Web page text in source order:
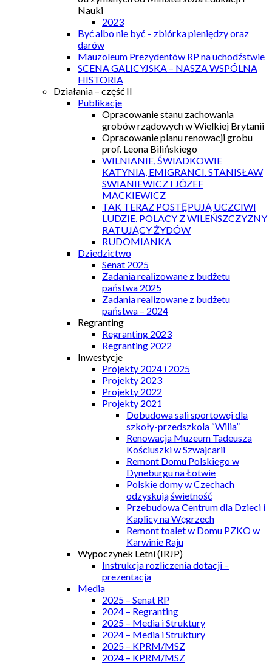
Nauki
2023
Być albo nie być – zbiórka pieniędzy oraz
darów
Mauzoleum Prezydentów RP na uchodźstwie
SCENA GALICYJSKA – NASZA WSPÓLNA
HISTORIA
Działania – część II
Publikacje
Opracowanie stanu zachowania
grobów rządowych w Wielkiej Brytanii
Opracowanie planu renowacji grobu
prof. Leona Bilińskiego
WILNIANIE, ŚWIADKOWIE
KATYNIA, EMIGRANCI. STANISŁAW
SWIANIEWICZ I JÓZEF
MACKIEWICZ
TAK TERAZ POSTĘPUJĄ UCZCIWI
LUDZIE. POLACY Z WILEŃSZCZYZNY
RATUJĄCY ŻYDÓW
RUDOMIANKA
Dziedzictwo
Senat 2025
Zadania realizowane z budżetu
państwa 2025
Zadania realizowane z budżetu
państwa – 2024
Regranting
Regranting 2023
Regranting 2022
Inwestycje
Projekty 2024 i 2025
Projekty 2023
Projekty 2022
Projekty 2021
Dobudowa sali sportowej dla
szkoły-przedszkola “Wilia”
Renowacja Muzeum Tadeusza
Kościuszki w Szwajcarii
Remont Domu Polskiego w
Dyneburgu na Łotwie
Polskie domy w Czechach
odzyskują świetność
Przebudowa Centrum dla Dzieci i
Kaplicy na Węgrzech
Remont toalet w Domu PZKO w
Karwinie Raju
Wypoczynek Letni (IRJP)
Instrukcja rozliczenia dotacji –
prezentacja
Media
2025 – Senat RP
2024 – Regranting
2025 – Media i Struktury
2024 – Media i Struktury
2025 – KPRM/MSZ
2024 – KPRM/MSZ